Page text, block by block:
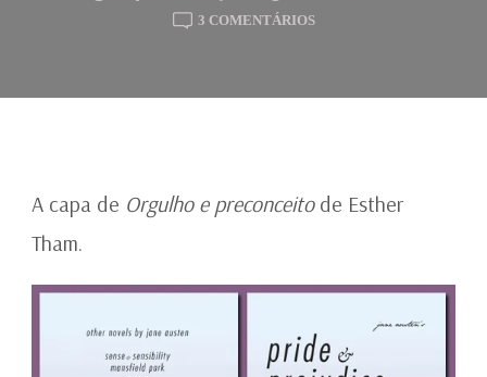
3 COMENTÁRIOSEM
PARA
PRIDE
A capa de Orgulho e preconceitode Esther
Tham.